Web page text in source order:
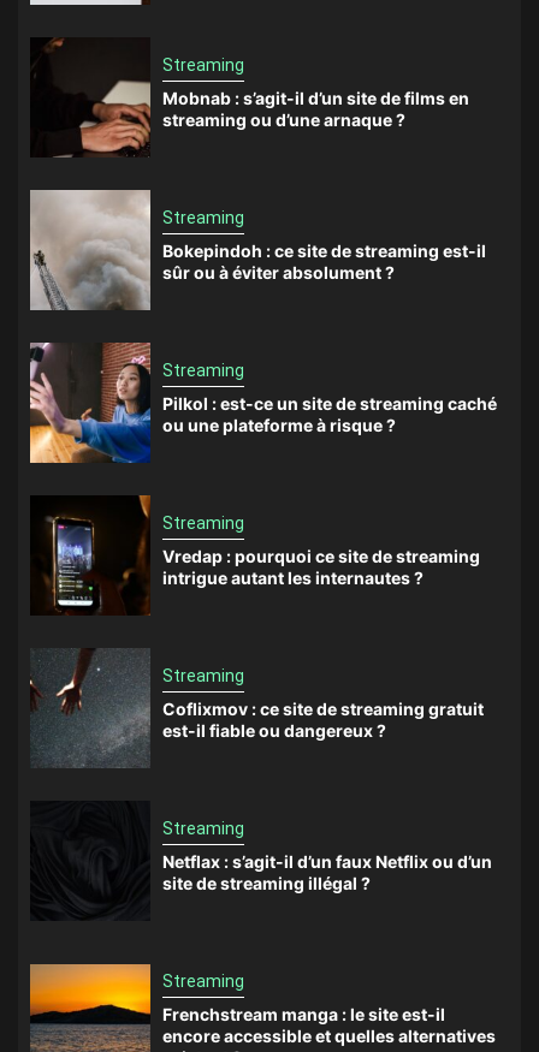
Streaming
Mobnab : s’agit-il d’un site de films en
streaming ou d’une arnaque ?
Streaming
Bokepindoh : ce site de streaming est-il
sûr ou à éviter absolument ?
Streaming
Pilkol : est-ce un site de streaming caché
ou une plateforme à risque ?
Streaming
Vredap : pourquoi ce site de streaming
intrigue autant les internautes ?
Streaming
Coflixmov : ce site de streaming gratuit
est-il fiable ou dangereux ?
Streaming
Netflax : s’agit-il d’un faux Netflix ou d’un
site de streaming illégal ?
Streaming
Frenchstream manga : le site est-il
encore accessible et quelles alternatives